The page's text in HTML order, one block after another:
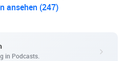
ansehen (247)
in Podcasts.